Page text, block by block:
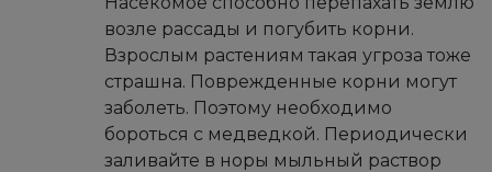
возле рассады и погубить корни.
Взрослым растениям такая угроза тоже
страшна. Поврежденные корни могут
заболеть. Поэтому необходимо
бороться с медведкой. Периодически
заливайте в норы мыльный раствор